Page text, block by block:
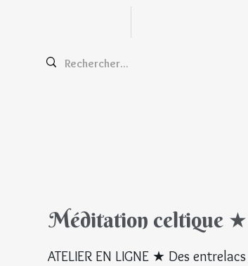
Méditation celtique ★
ATELIER EN LIGNE ★ Des